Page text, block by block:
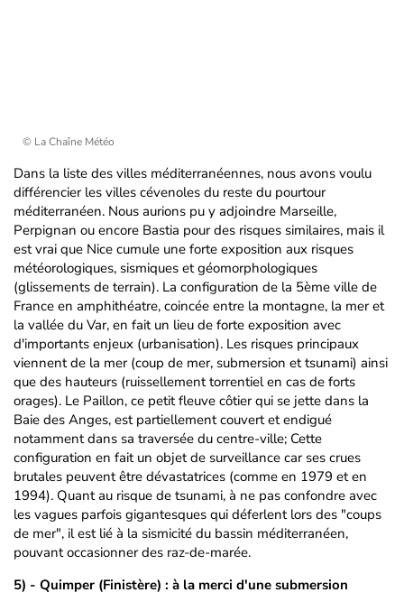
© La Chaîne Météo
Dans la liste des villes méditerranéennes, nous avons voulu
différencier les villes cévenoles du reste du pourtour
méditerranéen. Nous aurions pu y adjoindre Marseille,
Perpignan ou encore Bastia pour des risques similaires, mais il
est vrai que Nice cumule une forte exposition aux risques
météorologiques, sismiques et géomorphologiques
(glissements de terrain). La configuration de la 5ème ville de
France en amphithéatre, coincée entre la montagne, la mer et
la vallée du Var, en fait un lieu de forte exposition avec
d'importants enjeux (urbanisation). Les risques principaux
viennent de la mer (coup de mer, submersion et tsunami) ainsi
que des hauteurs (ruissellement torrentiel en cas de forts
orages). Le Paillon, ce petit fleuve côtier qui se jette dans la
Baie des Anges, est partiellement couvert et endigué
notamment dans sa traversée du centre-ville; Cette
configuration en fait un objet de surveillance car ses crues
brutales peuvent être dévastatrices (comme en 1979 et en
1994). Quant au risque de tsunami, à ne pas confondre avec
les vagues parfois gigantesques qui déferlent lors des "coups
de mer", il est lié à la sismicité du bassin méditerranéen,
pouvant occasionner des raz-de-marée.
5) - Quimper (Finistère) : à la merci d'une submersion